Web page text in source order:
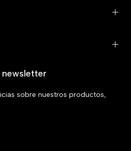
sobre nuestros productos,